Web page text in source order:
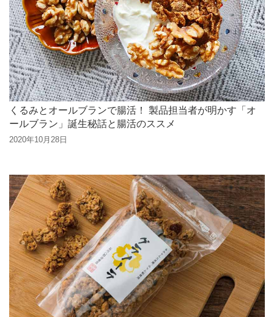
くるみとオールブランで腸活！ 製品担当者が明かす「オ
ールブラン」誕生秘話と腸活のススメ
2020年10月28日